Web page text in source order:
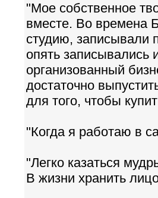
"Мое собственное
вместе. Во времена
студию, записывали
опять
организованный
достаточно
для того, чтобы
"Когда я работаю в
"Легко казаться
В жизни хранить